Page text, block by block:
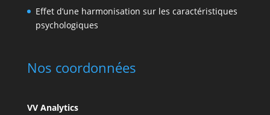
Effet d’une harmonisation sur les caractéristiques
psychologiques
Nos coordonnées
VV Analytics